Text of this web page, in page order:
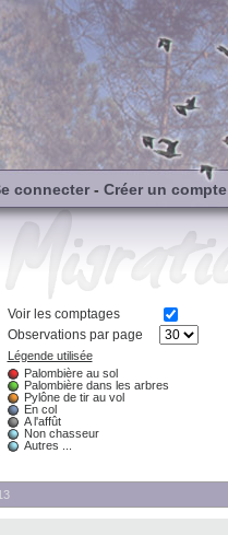
connecter- Créer un compte
Voir les comptages
Observations par page
Légende utilisée
Palombière au sol
Palombière dans les arbres
Pylône de tir au vol
En col
A l'affût
Non chasseur
Autres ...